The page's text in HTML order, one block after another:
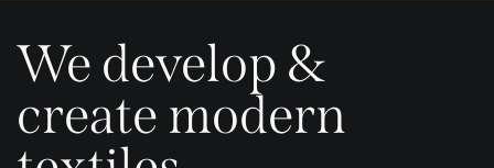
We develop &
create modern